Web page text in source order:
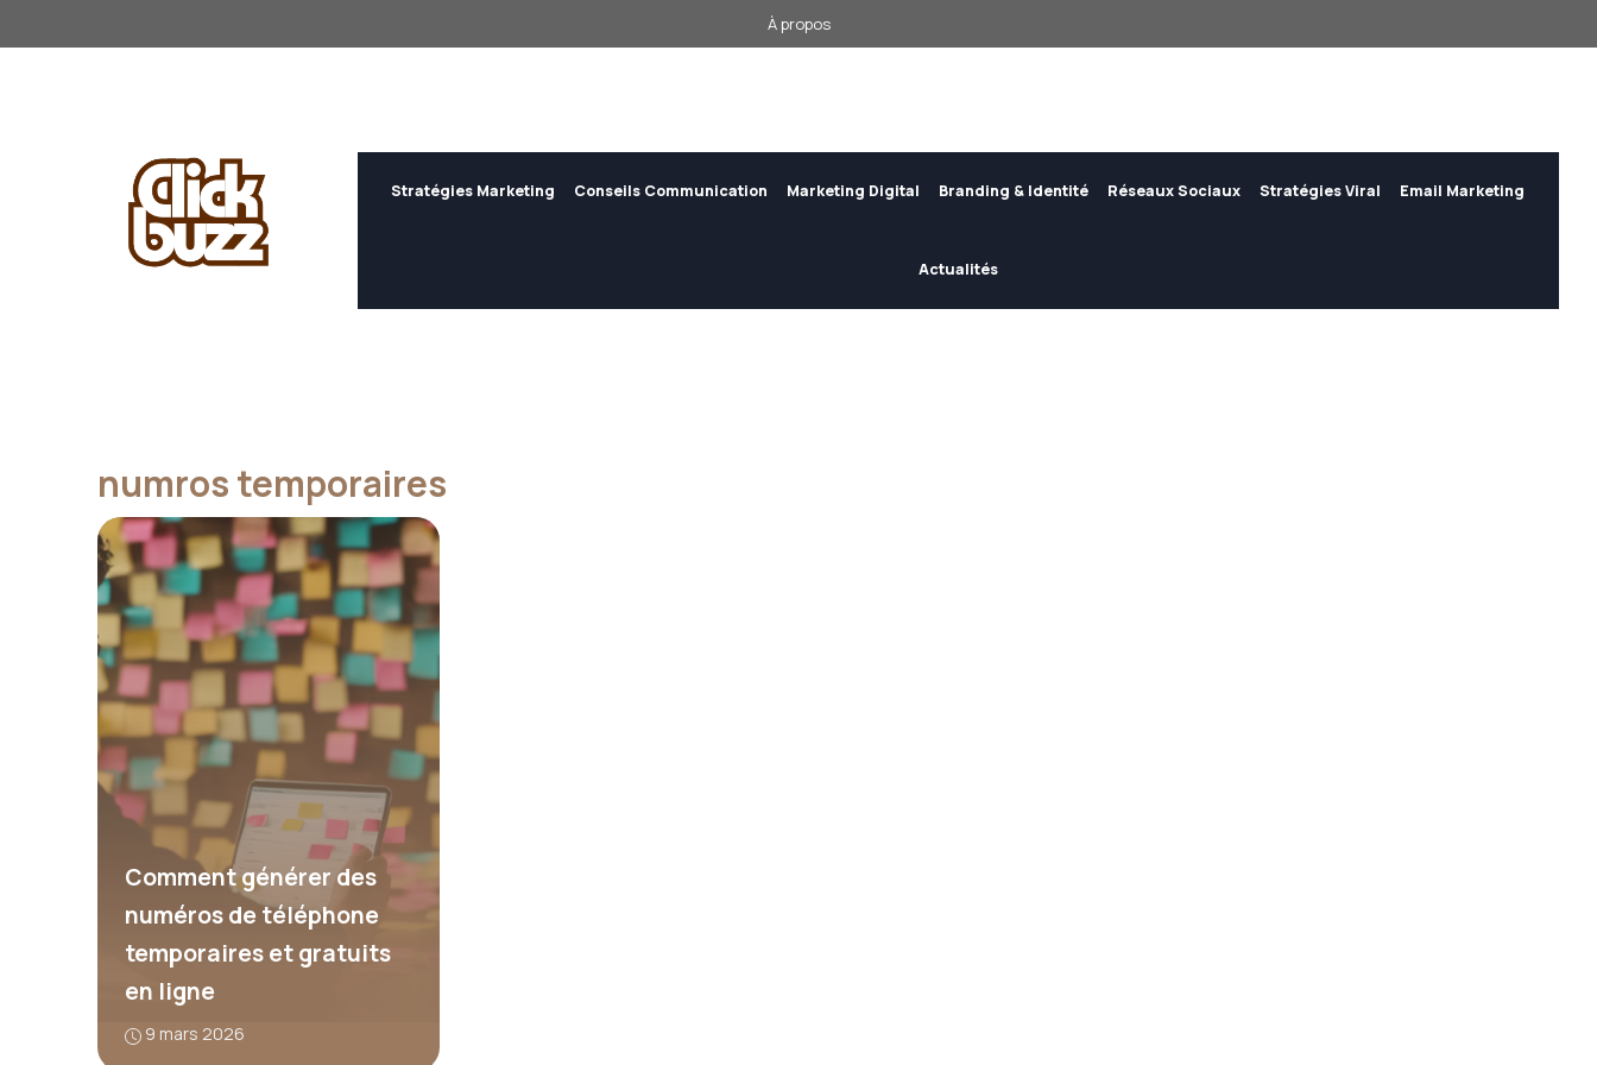
au
À propos
Stratégies Marketing Conseils Communication Marketing Digital Branding & Identité Réseaux Sociaux Stratégies Viral Email Marketing
Actualités
numros temporaires
Comment générer des
numéros de téléphone
temporaires et gratuits
en ligne
9 mars 2026